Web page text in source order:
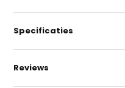
Specificaties
Reviews